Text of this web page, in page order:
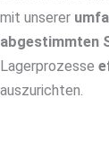
mit unserer
abgestimmten
Lagerprozesse
auszurichten.